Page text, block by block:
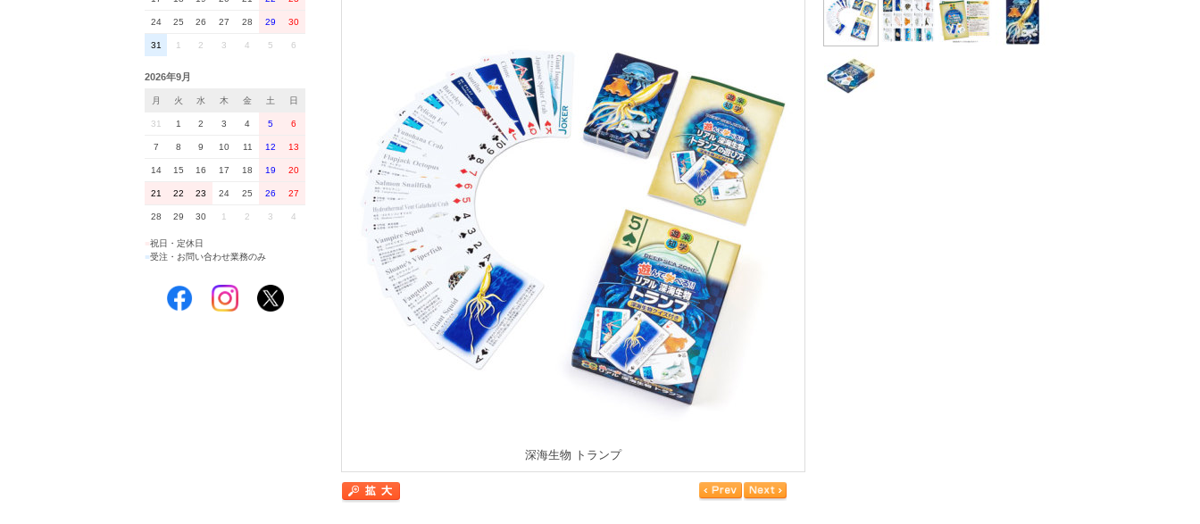
24 25 26 27 28 29 30
31 1 2 3 4 5 6
2026年9月
月 火 水 木 金 土 日
31 1 2 3 4 5 6
7 8 9 10 11 12 13
14 15 16 17 18 19 20
21 22 23 24 25 26 27
28 29 30 1 2 3 4
祝日・定休日
■受注・お問い合わせ業務のみ
深海生物 トランプ